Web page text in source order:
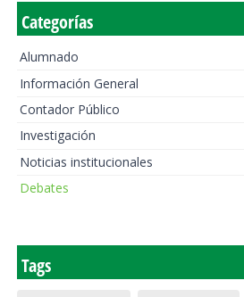
Categorías
Alumnado
Información General
Contador Público
Investigación
Noticias institucionales
Debates
Tags